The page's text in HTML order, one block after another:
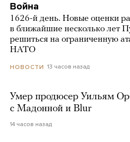
Война
1626-й день. Новые оценки
в ближайшие несколько лет
решиться на ограниченную
НАТО
НОВОСТИ 13 часов назад
Умер продюсер Уильям
с Мадонной и Blur
14 часов назад